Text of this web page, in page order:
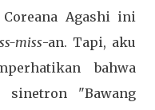
Agashi ini
miss-an. Tapi, aku
bahwa
"Bawang